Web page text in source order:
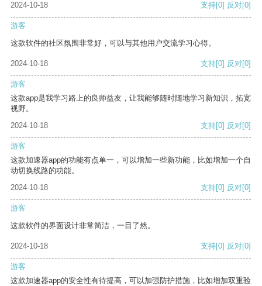
2024-10-18
支持[0] 反对[0]
游客
这款软件的社区氛围非常好，可以与其他用户交流学习心得。
2024-10-18 支持[0] 反对[0]
游客
这款app是我学习路上的良师益友，让我能够随时随地学习新知识，拓宽
视野。
2024-10-18
支持[0] 反对[0]
游客
这款加速器app的功能有点单一，可以增加一些新功能，比如增加一个自
动切换线路的功能。
2024-10-18
支持[0] 反对[0]
游客
这款软件的界面设计非常简洁，一目了然。
2024-10-18 支持[0] 反对[0]
游客
这款加速器app的安全性有待提高，可以加强防护措施，比如增加双重验